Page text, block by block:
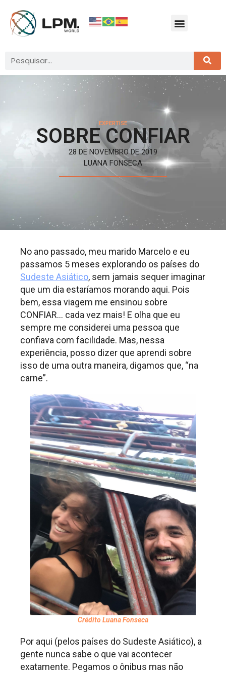
EXPERTISE
SOBRE CONFIAR
28 DE NOVEMBRO DE 2019
LUANA FONSECA
No ano passado, meu marido Marcelo e eu
passamos 5 meses explorando os países do
Sudeste Asiático, sem jamais sequer imaginar
que um dia estaríamos morando aqui. Pois
bem, essa viagem me ensinou sobre
CONFIAR… cada vez mais! E olha que eu
sempre me considerei uma pessoa que
confiava com facilidade. Mas, nessa
experiência, posso dizer que aprendi sobre
isso de uma outra maneira, digamos que, “na
carne”.
Crédito Luana Fonseca
Por aqui (pelos países do Sudeste Asiático), a
gente nunca sabe o que vai acontecer
exatamente. Pegamos o ônibus mas não